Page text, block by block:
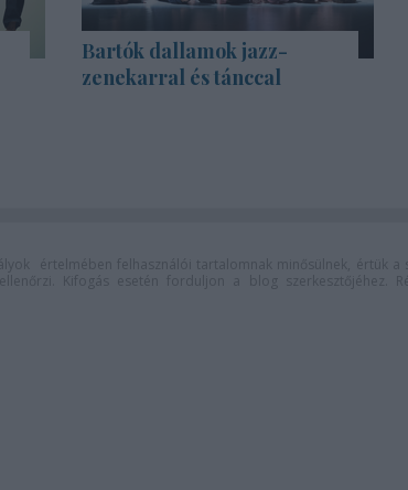
Bartók dallamok jazz-
zenekarral és tánccal